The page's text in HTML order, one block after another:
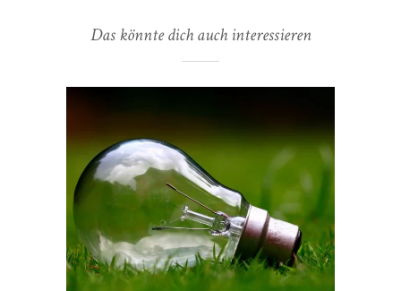
Das könnte dich auch interessieren